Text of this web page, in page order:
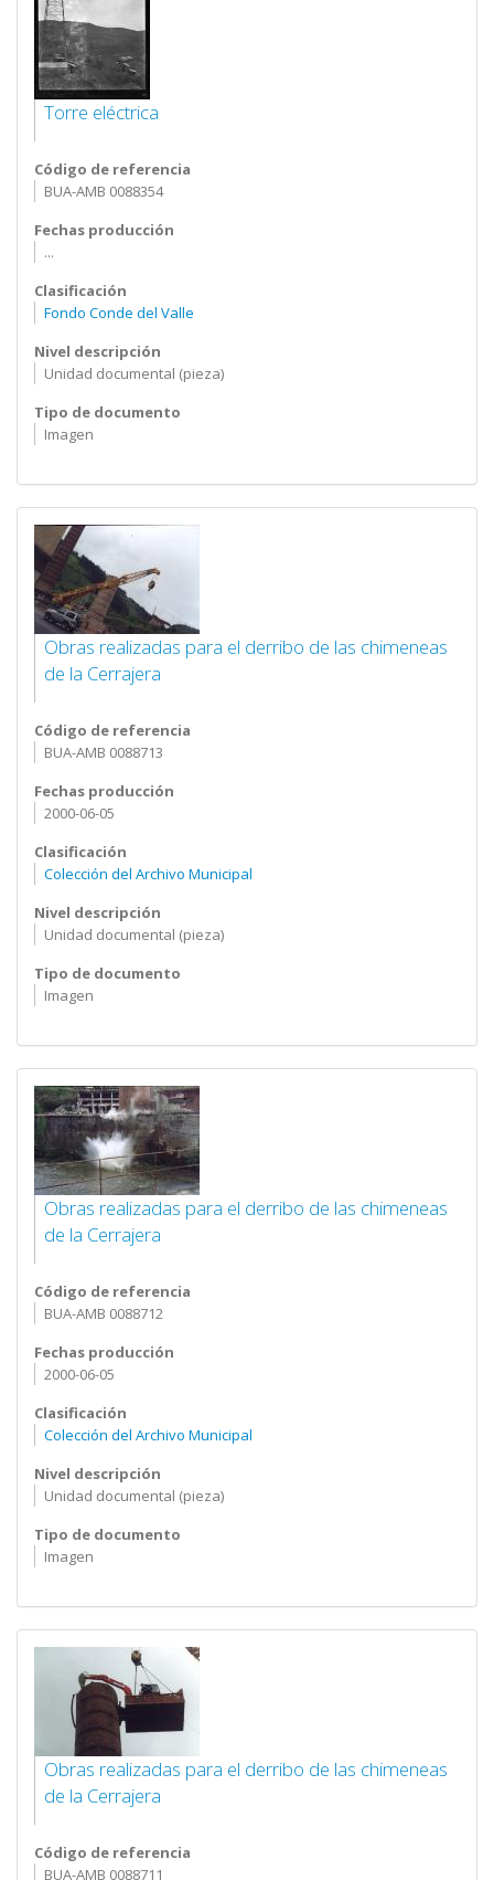
Torre eléctrica
Código de referencia
BUA-AMB 0088354
Fechas producción
...
Clasificación
Fondo Conde del Valle
Nivel descripción
Unidad documental (pieza)
Tipo de documento
Imagen
Obras realizadas para el derribo de las chimeneas
de la Cerrajera
Código de referencia
BUA-AMB 0088713
Fechas producción
2000-06-05
Clasificación
Colección del Archivo Municipal
Nivel descripción
Unidad documental (pieza)
Tipo de documento
Imagen
Obras realizadas para el derribo de las chimeneas
de la Cerrajera
Código de referencia
BUA-AMB 0088712
Fechas producción
2000-06-05
Clasificación
Colección del Archivo Municipal
Nivel descripción
Unidad documental (pieza)
Tipo de documento
Imagen
Obras realizadas para el derribo de las chimeneas
de la Cerrajera
Código de referencia
BUA-AMB 0088711